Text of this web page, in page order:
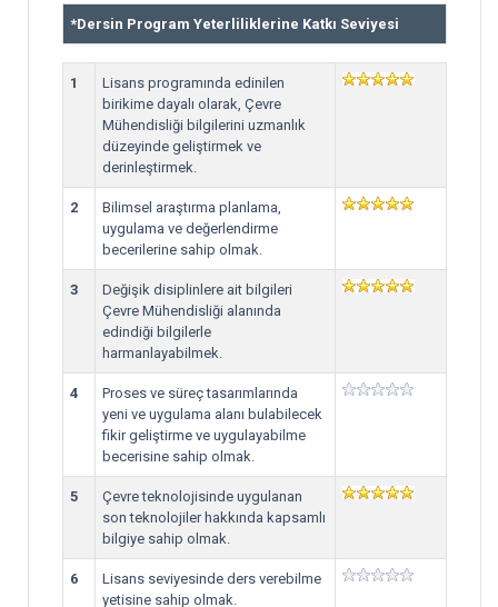
*Dersin Program Yeterliliklerine Katkı Seviyesi
1
Lisans programında edinilen
birikime dayalı olarak, Çevre
Mühendisliği bilgilerini uzmanlık
düzeyinde geliştirmek ve
derinleştirmek.
2
Bilimsel araştırma planlama,
uygulama ve değerlendirme
becerilerine sahip olmak.
3
Değişik disiplinlere ait bilgileri
Çevre Mühendisliği alanında
edindiği bilgilerle
harmanlayabilmek.
4
Proses ve süreç tasarımlarında
yeni ve uygulama alanı bulabilecek
fikir geliştirme ve uygulayabilme
becerisine sahip olmak.
5
Çevre teknolojisinde uygulanan
son teknolojiler hakkında kapsamlı
bilgiye sahip olmak.
6
Lisans seviyesinde ders verebilme
yetisine sahip olmak.